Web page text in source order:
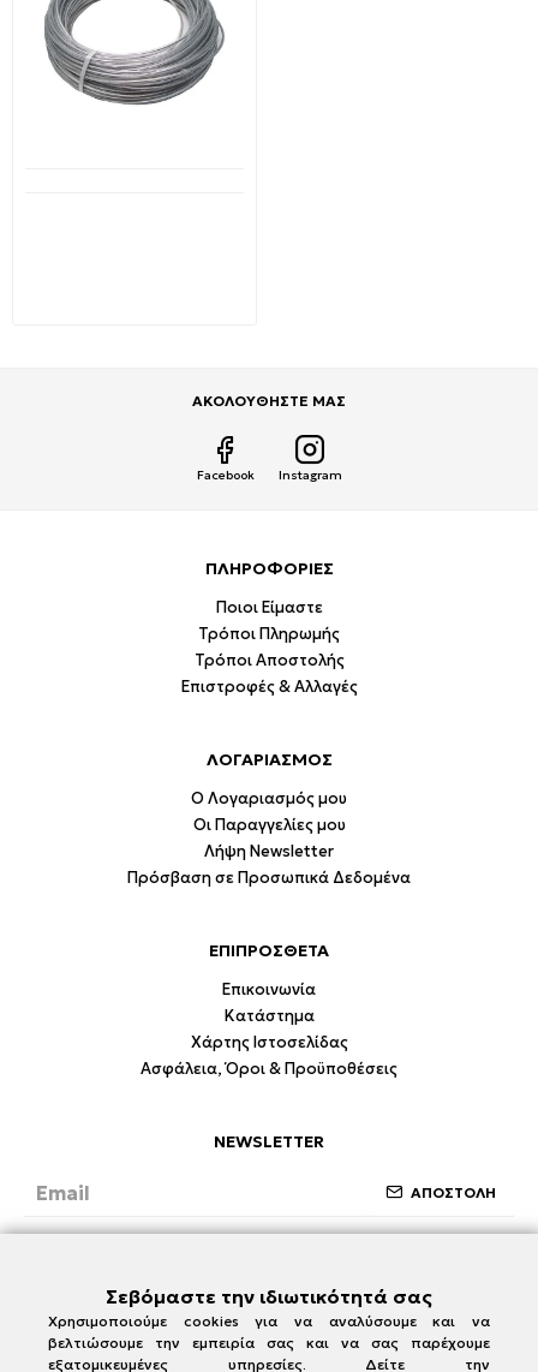
ΑΚΟΛΟΥΘΗΣΤΕ ΜΑΣ
Facebook Instagram
ΠΛΗΡΟΦΟΡΙΕΣ
Ποιοι Είμαστε
Τρόποι Πληρωμής
Τρόποι Αποστολής
Επιστροφές & Αλλαγές
ΛΟΓΑΡΙΑΣΜΟΣ
Ο Λογαριασμός μου
Οι Παραγγελίες μου
Λήψη Newsletter
Πρόσβαση σε Προσωπικά Δεδομένα
ΕΠΙΠΡΟΣΘΕΤΑ
Επικοινωνία
Κατάστημα
Χάρτης Ιστοσελίδας
Ασφάλεια, Όροι & Προϋποθέσεις
NEWSLETTER
ΑΠΟΣΤΟΛΗ
Σεβόμαστε την ιδιωτικότητά σας
Χρησιμοποιούμε cookies για να αναλύσουμε και να
βελτιώσουμε την εμπειρία σας και να σας παρέχουμε
εξατομικευμένες υπηρεσίες. Δείτε την